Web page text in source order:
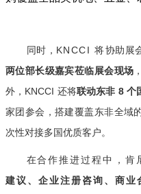
同时， KNCCI 将协助展
两位部长级嘉宾莅临展会现场
外，KNCCI 还将联动东非 8 个
家团参会，搭建覆盖东非全域
次性对接多国优质客户。
在合作推进过程中，肯
建议、企业注册咨询、商业